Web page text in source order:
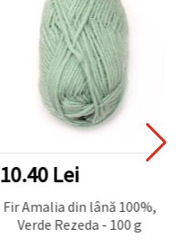
10.40 Lei
Fir Amalia din lână 100%,
Verde Rezeda - 100 g